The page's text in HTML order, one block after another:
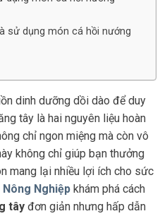
sử dụng món cá hồi nướng
dinh dưỡng dồi dào để duy
tây là hai nguyên liệu hoàn
chỉ ngon miệng mà còn vô
không chỉ giúp bạn thưởng
mang lại nhiều lợi ích cho sức
Nghiệp khám phá cách
tây đơn giản nhưng hấp dẫn